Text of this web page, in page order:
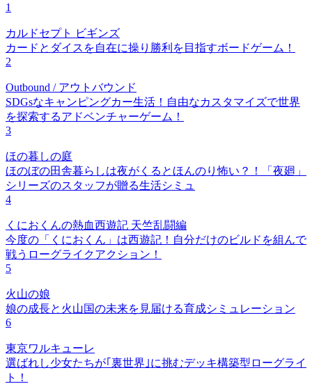
1
カルドセプト ビギンズ
カードとダイスを自在に操り勝利を目指すボードゲーム！
2
Outbound / アウトバウンド
SDGsなキャンピングカー生活！自由なカスタマイズで世界
を探索するアドベンチャーゲーム！
3
ほの暮しの庭
ほのぼの田舎暮らしは夜がくるとほんのり怖い？！「夜廻」
シリーズのスタッフが贈る生活シミュ
4
くにおくんの熱血西遊記 天竺乱闘編
今度の「くにおくん」は西遊記！自分だけのビルドを組んで
戦うローグライクアクション！
5
火山の娘
娘の成長と火山国の未来を見届ける育成シミュレーション
6
東京ワルキューレ
選ばれし少女たちが｢裏世界｣に挑むデッキ構築型ローグライ
ト！